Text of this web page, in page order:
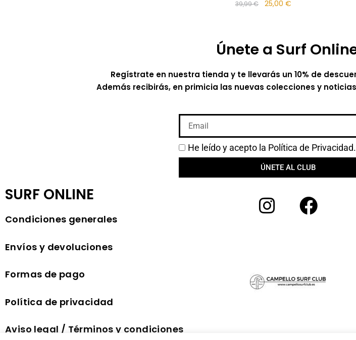
39,99€ 25,00 €
Únete a Surf
Regístrate en nuestra tienda y te llevarás un 10% de
Además recibirás, en primicia las nuevas colecciones y
He leído y acepto la Política de Privacidad.
ÚNETE AL CLUB
SURF ONLINE
Condiciones generales
Envíos y devoluciones
Formas de pago
Política de privacidad
Aviso legal / Términos y condiciones